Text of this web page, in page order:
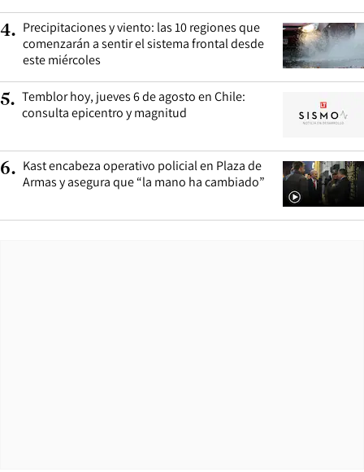
4. Precipitaciones y viento: las 10 regiones que
comenzarán a sentir el sistema frontal desde
este miércoles
5. Temblor hoy, jueves 6 de agosto en Chile:
consulta epicentro y magnitud
6. Kast encabeza operativo policial en Plaza de
Armas y asegura que “la mano ha cambiado”